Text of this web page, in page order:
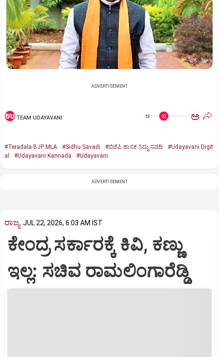
ADVERTISEMENT
TEAM UDAYAVANI ಅ ಅ
#Teradala BJP MLA #Sidhu Savadi #ಬಿಜೆಪಿ ಶಾಸಕ ಸಿದ್ದು ಸವದಿ
#Udayavani Digit
al
#Udayavani Kannada #Udayavani
ADVERTISEMENT
ರಾಜ್ಯ JUL 22, 2026, 6:03 AM IST
ಕೇಂದ್ರ ಸರ್ಕಾರಕ್ಕೆ ಕಿವಿ, ಕಣ್ಣು
ಇಲ್ಲ: ಸಚಿವ ರಾಮಲಿಂಗಾರೆಡ್ಡಿ